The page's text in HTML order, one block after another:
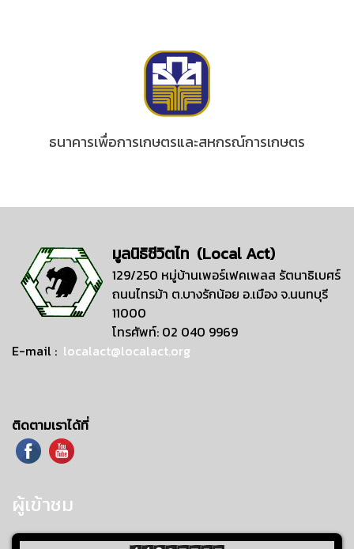
ธนาคารเพื่อการเกษตรและสหกรณ์การเกษตร
มูลนิธิชีวิตไท (Local Act)
129/250 หมู่บ้านเพอร์เฟคเพลส รัตนาธิเบศร์
ถนนไทรม้า ต.บางรักน้อย อ.เมือง จ.นนทบุรี
11000
โทรศัพท์: 02 040 9969
E-mail : localact@localact.org
ติดตามเราได้ที่
ผู้เข้าชม